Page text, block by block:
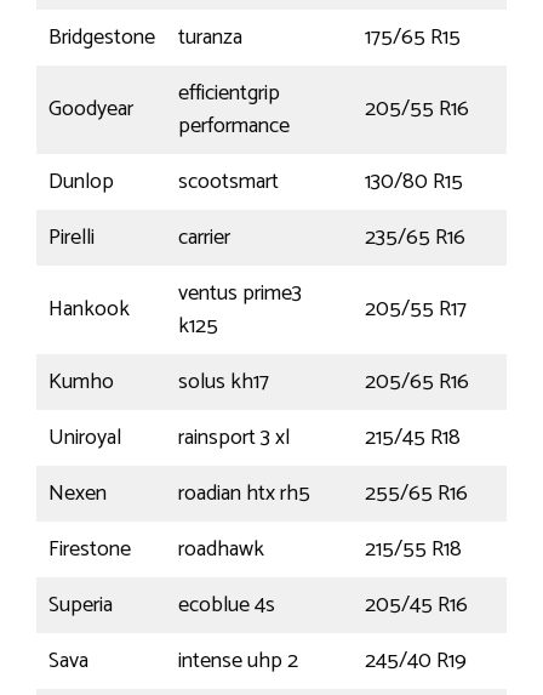
Bridgestone
turanza 175/65 R15
Goodyear
efficientgrip
performance
205/55 R16
Dunlop
scootsmart 130/80 R15
Pirelli
carrier 235/65 R16
Hankook
ventus prime3
k125
205/55 R17
Kumho
solus kh17 205/65 R16
Uniroyal
rainsport 3 xl 215/45 R18
Nexen
roadian htx rh5 255/65 R16
Firestone
roadhawk 215/55 R18
Superia
ecoblue 4s 205/45 R16
Sava
intense uhp 2 245/40 R19